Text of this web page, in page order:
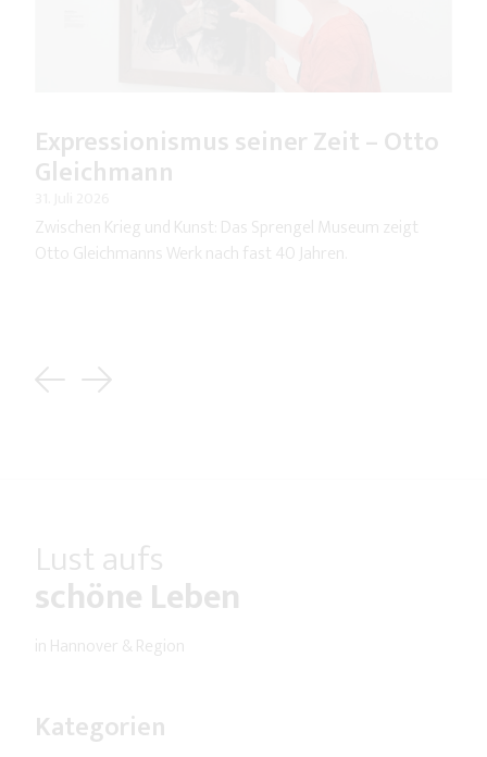
Expressionismus seiner Zeit – Otto
Gleichmann
Zwischen Krieg und Kunst: Das Sprengel Museum zeigt
Otto Gleichmanns Werk nach fast 40 Jahren.
Previous
Lust aufs
schöne Leben
in Hannover & Region
Kategorien